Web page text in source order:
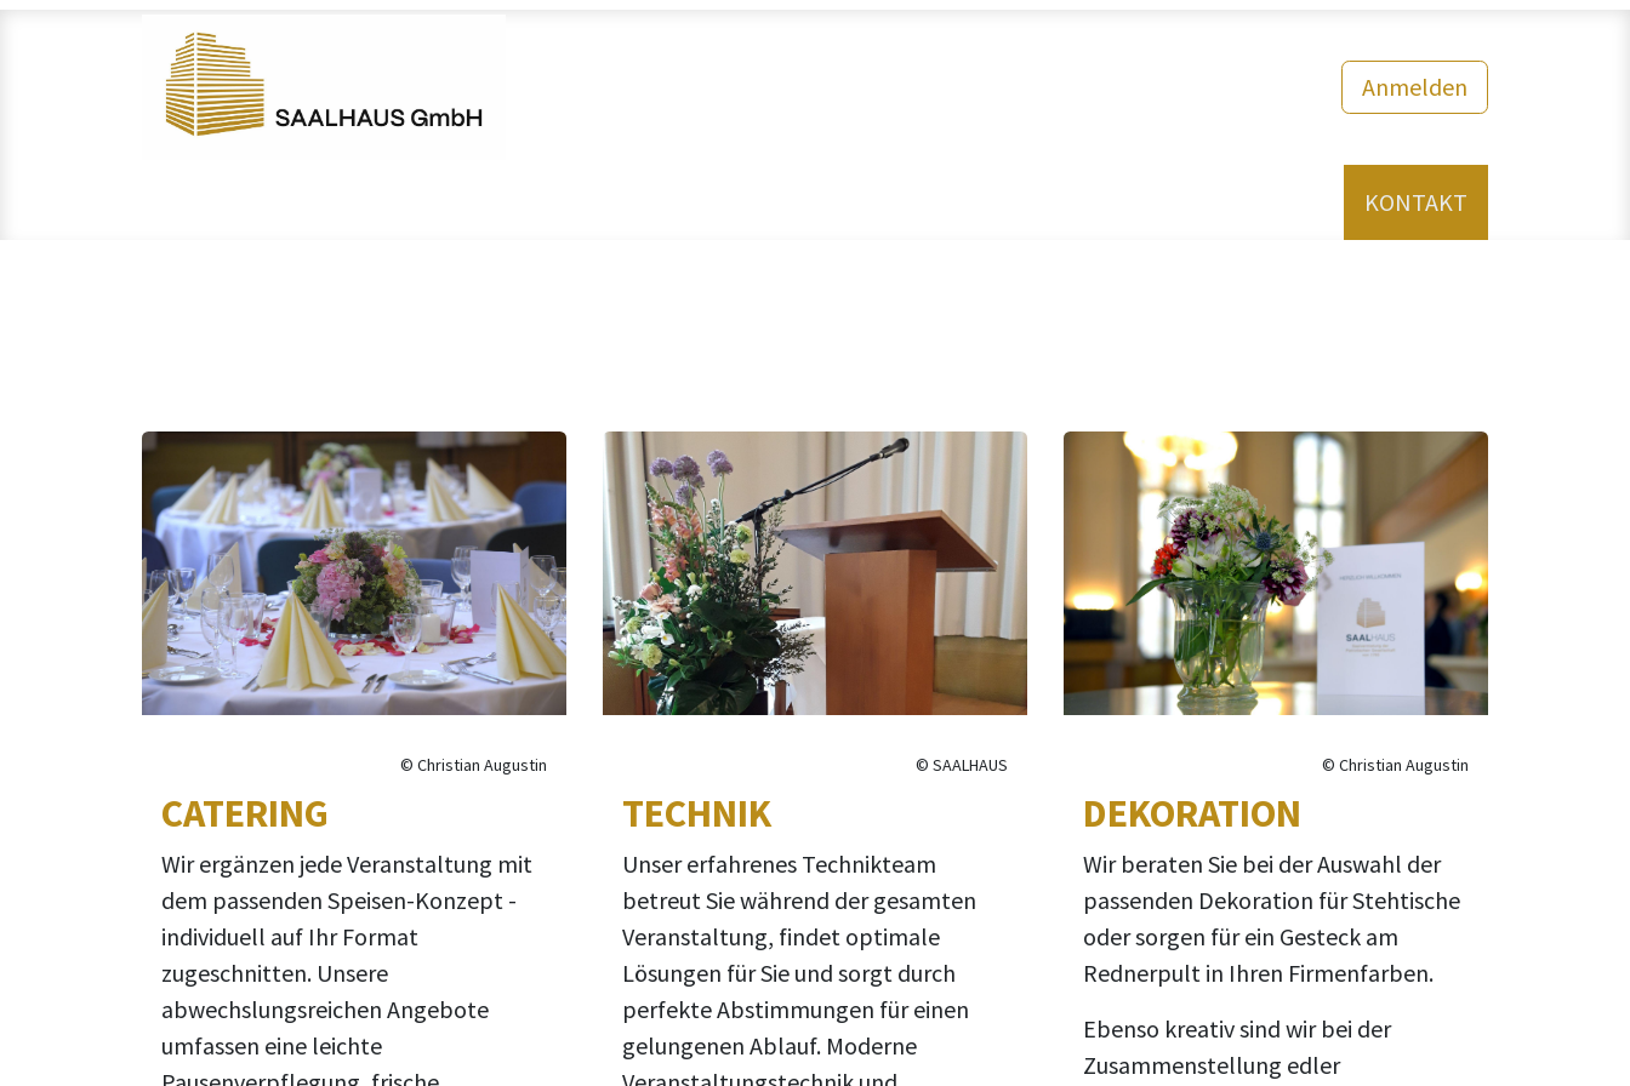
Anmelden
EnglishKONTAKT
© Christian Augustin
CATERING
Wir ergänzen jede Veranstaltung mit
dem passenden Speisen-Konzept -
individuell auf Ihr Format
zugeschnitten. Unsere
abwechslungsreichen Angebote
umfassen eine leichte
© SAALHAUS
TECHNIK
Unser erfahrenes Technikteam
betreut Sie während der gesamten
Veranstaltung, findet optimale
Lösungen für Sie und sorgt durch
perfekte Abstimmungen für einen
gelungenen Ablauf. Moderne
© Christian Augustin
DEKORATION
Wir beraten Sie bei der Auswahl der
passenden Dekoration für Stehtische
oder sorgen für ein Gesteck am
Rednerpult in Ihren Firmenfarben.
Ebenso kreativ sind wir bei der
Zusammenstellung edler